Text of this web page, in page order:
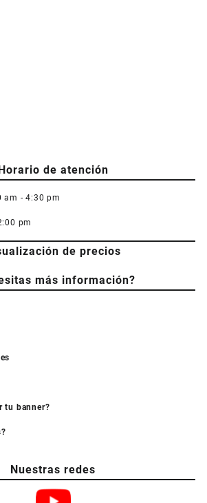
de atención
am - 4:30 pm
pm
de precios
más información?
tu banner?
Nuestras redes